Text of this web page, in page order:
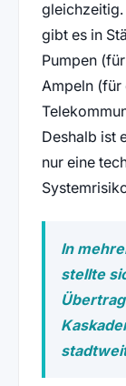
gleichzeitig.
gibt es in
Pumpen
Ampeln (für
Deshalb ist
nur eine
In
stellte